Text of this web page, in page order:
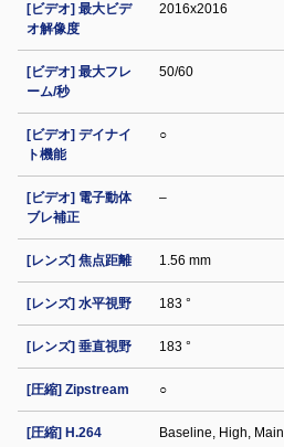
[ビデオ] 最大ビデ
オ解像度
2016x2016
[ビデオ] 最大フレ
ーム/秒
50/60
[ビデオ] デイナイ
ト機能
○
[ビデオ] 電子動体
ブレ補正
–
[レンズ] 焦点距離 1.56 mm
[レンズ] 水平視野 183 °
[レンズ] 垂直視野 183 °
[圧縮] Zipstream ○
[圧縮] H.264 Baseline, High, Main